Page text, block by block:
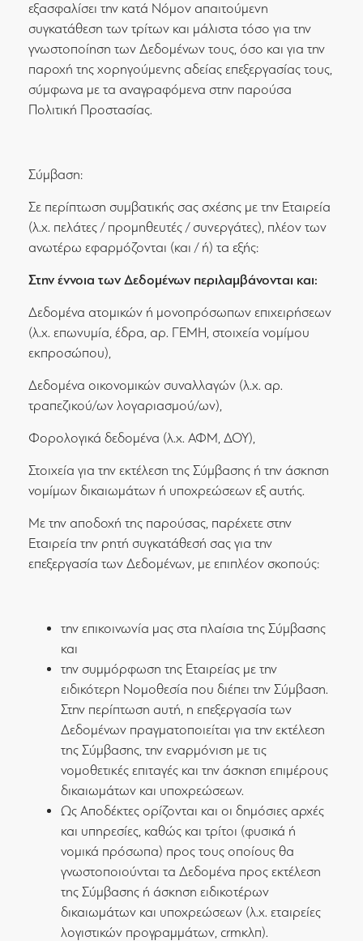
εξασφαλίσει την κατά Νόμον απαιτούμενη
συγκατάθεση των τρίτων και μάλιστα τόσο για την
γνωστοποίηση των Δεδομένων τους, όσο και για την
παροχή της χορηγούμενης αδείας επεξεργασίας τους,
σύμφωνα με τα αναγραφόμενα στην παρούσα
Πολιτική Προστασίας.
Σύμβαση:
Σε περίπτωση συμβατικής σας σχέσης με την Εταιρεία
(λ.χ. πελάτες / προμηθευτές / συνεργάτες), πλέον των
ανωτέρω εφαρμόζονται (και / ή) τα εξής:
Στην έννοια των Δεδομένων περιλαμβάνονται και:
Δεδομένα ατομικών ή μονοπρόσωπων επιχειρήσεων
(λ.χ. επωνυμία, έδρα, αρ. ΓΕΜΗ, στοιχεία νομίμου
εκπροσώπου),
Δεδομένα οικονομικών συναλλαγών (λ.χ. αρ.
τραπεζικού/ων λογαριασμού/ων),
Φορολογικά δεδομένα (λ.χ. ΑΦΜ, ΔΟΥ),
Στοιχεία για την εκτέλεση της Σύμβασης ή την άσκηση
νομίμων δικαιωμάτων ή υποχρεώσεων εξ αυτής.
Με την αποδοχή της παρούσας, παρέχετε στην
Εταιρεία την ρητή συγκατάθεσή σας για την
επεξεργασία των Δεδομένων, με επιπλέον σκοπούς:
την επικοινωνία μας στα πλαίσια της Σύμβασης
και
την συμμόρφωση της Εταιρείας με την
ειδικότερη Νομοθεσία που διέπει την Σύμβαση.
Στην περίπτωση αυτή, η επεξεργασία των
Δεδομένων πραγματοποιείται για την εκτέλεση
της Σύμβασης, την εναρμόνιση με τις
νομοθετικές επιταγές και την άσκηση επιμέρους
δικαιωμάτων και υποχρεώσεων.
Ως Αποδέκτες ορίζονται και οι δημόσιες αρχές
και υπηρεσίες, καθώς και τρίτοι (φυσικά ή
νομικά πρόσωπα) προς τους οποίους θα
γνωστοποιούνται τα Δεδομένα προς εκτέλεση
της Σύμβασης ή άσκηση ειδικοτέρων
δικαιωμάτων και υποχρεώσεων (λ.χ. εταιρείες
λογιστικών προγραμμάτων, crmκλπ).